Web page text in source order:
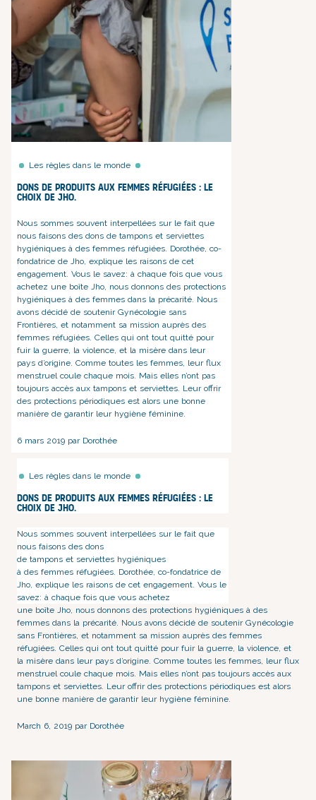
Les règles dans le monde
Dons de produits aux femmes réfugiées : le
choix de Jho.
Nous sommes souvent interpellées sur le fait que
nous faisons des dons de tampons et serviettes
hygiéniques à des femmes réfugiées. Dorothée, co-
fondatrice de Jho, explique les raisons de cet
engagement. Vous le savez: à chaque fois que vous
achetez une boîte Jho, nous donnons des protections
hygiéniques à des femmes dans la précarité. Nous
avons décidé de soutenir Gynécologie sans
Frontières, et notamment sa mission auprès des
femmes réfugiées. Celles qui ont tout quitté pour
fuir la guerre, la violence, et la misère dans leur
pays d’origine. Comme toutes les femmes, leur flux
menstruel coule chaque mois. Mais elles n’ont pas
toujours accès aux tampons et serviettes. Leur offrir
des protections périodiques est alors une bonne
manière de garantir leur hygiène féminine.
6 mars 2019 par Dorothée
Les règles dans le monde
Dons de produits aux femmes réfugiées : le
choix de Jho.
Nous sommes souvent interpellées sur le fait que
nous faisons des dons
de tampons et serviettes hygiéniques
à des femmes réfugiées. Dorothée, co-fondatrice de
Jho, explique les raisons de cet engagement. Vous le
savez: à chaque fois que vous achetez
une boîte Jho, nous donnons des protections hygiéniques à des
femmes dans la précarité. Nous avons décidé de soutenir Gynécologie
sans Frontières, et notamment sa mission auprès des femmes
réfugiées. Celles qui ont tout quitté pour fuir la guerre, la violence, et
la misère dans leur pays d’origine. Comme toutes les femmes, leur flux
menstruel coule chaque mois. Mais elles n’ont pas toujours accès aux
tampons et serviettes. Leur offrir des protections périodiques est alors
une bonne manière de garantir leur hygiène féminine.
March 6, 2019 par Dorothée